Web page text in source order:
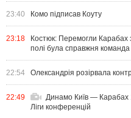
23:40 Комо підписав Коуту
23:18
Костюк: Перемогли Карабах
полі була справжня команда
22:54 Олександрія розірвала
22:49
Динамо Київ — Карабах
Ліги конференцій